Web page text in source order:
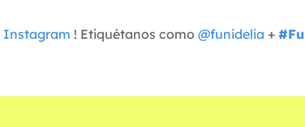
Instagram ! Etiquétanos como @funidelia +